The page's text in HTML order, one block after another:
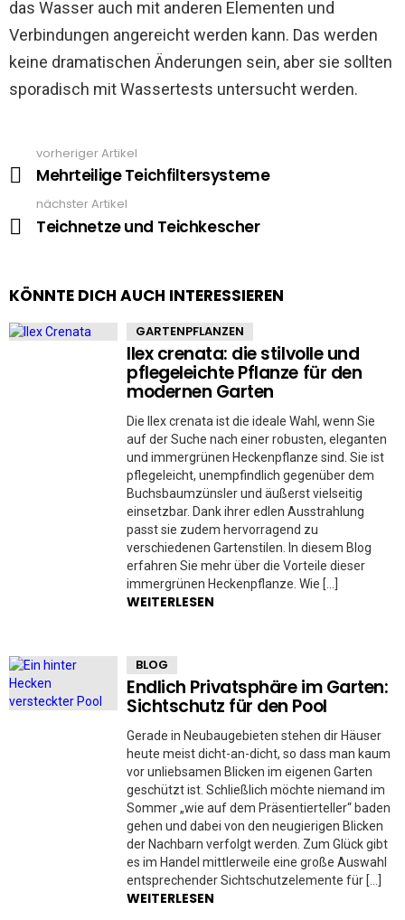
das Wasser auch mit anderen Elementen und
Verbindungen angereicht werden kann. Das werden
keine dramatischen Änderungen sein, aber sie sollten
sporadisch mit Wassertests untersucht werden.
more
vorheriger Artikel
Mehrteilige Teichfiltersysteme
nächster Artikel
Teichnetze und Teichkescher
KÖNNTE DICH AUCH INTERESSIEREN
GARTENPFLANZEN
Ilex crenata: die stilvolle und
pflegeleichte Pflanze für den
modernen Garten
Die Ilex crenata ist die ideale Wahl, wenn Sie
auf der Suche nach einer robusten, eleganten
und immergrünen Heckenpflanze sind. Sie ist
pflegeleicht, unempfindlich gegenüber dem
Buchsbaumzünsler und äußerst vielseitig
einsetzbar. Dank ihrer edlen Ausstrahlung
passt sie zudem hervorragend zu
verschiedenen Gartenstilen. In diesem Blog
erfahren Sie mehr über die Vorteile dieser
immergrünen Heckenpflanze. Wie […]
WEITERLESEN
BLOG
Endlich Privatsphäre im Garten:
Sichtschutz für den Pool
Gerade in Neubaugebieten stehen dir Häuser
heute meist dicht-an-dicht, so dass man kaum
vor unliebsamen Blicken im eigenen Garten
geschützt ist. Schließlich möchte niemand im
Sommer „wie auf dem Präsentierteller“ baden
gehen und dabei von den neugierigen Blicken
der Nachbarn verfolgt werden. Zum Glück gibt
es im Handel mittlerweile eine große Auswahl
entsprechender Sichtschutzelemente für […]
WEITERLESEN